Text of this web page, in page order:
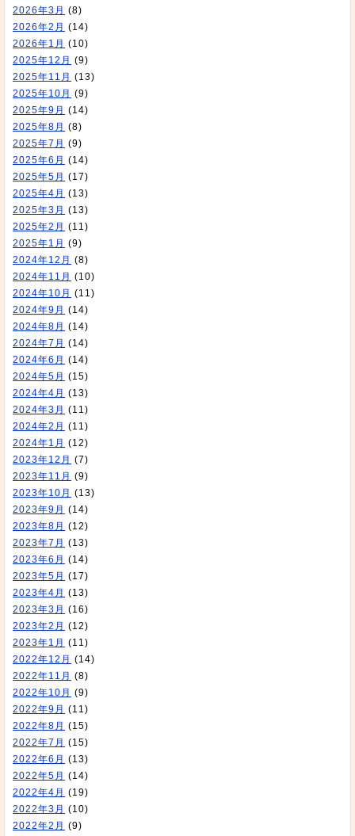
2026年3月 (8)
2026年2月 (14)
2026年1月 (10)
2025年12月 (9)
2025年11月 (13)
2025年10月 (9)
2025年9月 (14)
2025年8月 (8)
2025年7月 (9)
2025年6月 (14)
2025年5月 (17)
2025年4月 (13)
2025年3月 (13)
2025年2月 (11)
2025年1月 (9)
2024年12月 (8)
2024年11月 (10)
2024年10月 (11)
2024年9月 (14)
2024年8月 (14)
2024年7月 (14)
2024年6月 (14)
2024年5月 (15)
2024年4月 (13)
2024年3月 (11)
2024年2月 (11)
2024年1月 (12)
2023年12月 (7)
2023年11月 (9)
2023年10月 (13)
2023年9月 (14)
2023年8月 (12)
2023年7月 (13)
2023年6月 (14)
2023年5月 (17)
2023年4月 (13)
2023年3月 (16)
2023年2月 (12)
2023年1月 (11)
2022年12月 (14)
2022年11月 (8)
2022年10月 (9)
2022年9月 (11)
2022年8月 (15)
2022年7月 (15)
2022年6月 (13)
2022年5月 (14)
2022年4月 (19)
2022年3月 (10)
2022年2月 (9)